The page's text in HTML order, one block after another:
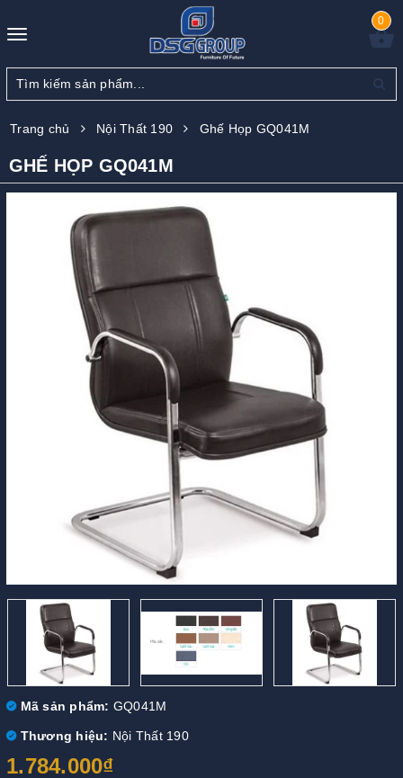
Toggle
0
Trang chủ Nội Thất 190 Ghế Họp GQ041M
GHẾ HỌP GQ041M
Mã sản phẩm: GQ041M
Thương hiệu: Nội Thất 190
1.784.000₫